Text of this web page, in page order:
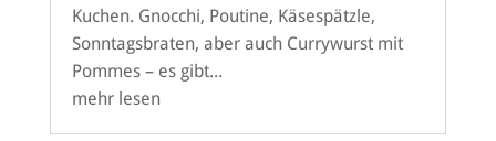
Kuchen. Gnocchi, Poutine, Käsespätzle,
Sonntagsbraten, aber auch Currywurst mit
Pommes – es gibt...
mehr lesen